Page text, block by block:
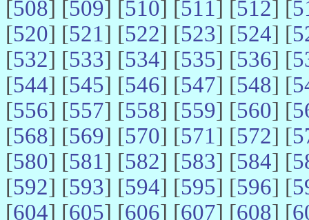
[508] [509] [510] [511] [512] [
[520] [521] [522] [523] [524] [
[532] [533] [534] [535] [536] [
[544] [545] [546] [547] [548] [
[556] [557] [558] [559] [560] [
[568] [569] [570] [571] [572] [
[580] [581] [582] [583] [584] [
[592] [593] [594] [595] [596] [
[604] [605] [606] [607] [608] [